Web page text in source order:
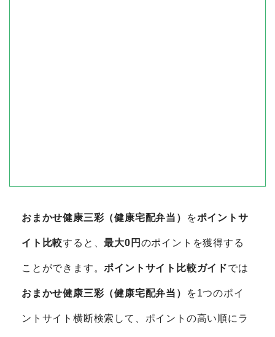
おまかせ健康三彩（健康宅配弁当） をポイントサ
イト比較すると、最大0円 のポイントを獲得する
ことができます。ポイントサイト比較ガイドでは
おまかせ健康三彩（健康宅配弁当） を1つのポイ
ントサイト横断検索して、ポイントの高い順にラ